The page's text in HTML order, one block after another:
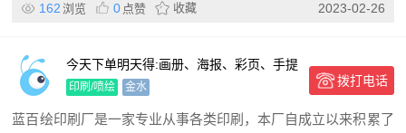
162 浏览 0 点赞 收藏 2023-02-26
今天下单明天得:画册、海报、彩页、手提
袋、特快印刷
印刷/喷绘 金水 拨打电话
蓝百绘印刷厂是一家专业从事各类印刷，本厂自成立以来积累了